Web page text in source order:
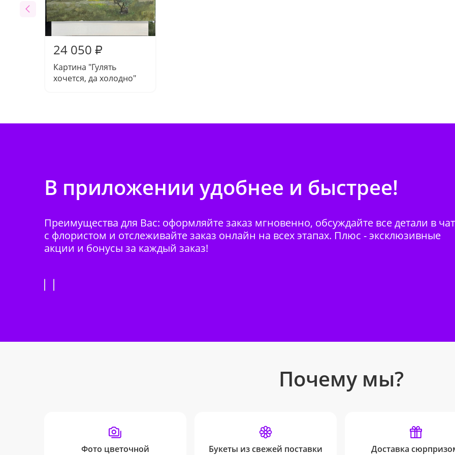
24 050 ₽
Картина "Гулять
хочется, да холодно"
В приложении удобнее и быстрее!
Преимущества для Вас: оформляйте заказ мгновенно, обсуждайте все детали в
с флористом и отслеживайте заказ онлайн на всех этапах. Плюс - эксклюзивные
акции и бонусы за каждый заказ!
Почему мы?
Фото цветочной
Букеты из свежей поставки
Доставка